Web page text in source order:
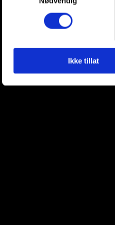
Du kan hele tiden endre
analysere trafikken vår. Vi
sosiale medier,
dem, eller som de har
Ikke tillat